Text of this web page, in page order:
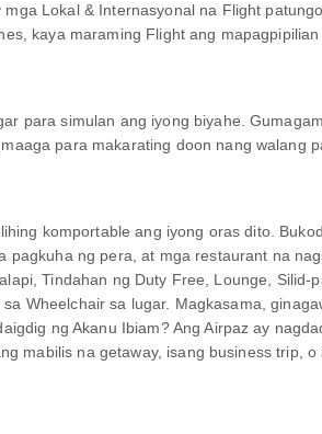
Lokal & Internasyonal na Flight
kaya maraming Flight ang mapagpipilian
para simulan ang iyong biyahe.
para makarating doon nang walang
komportable ang iyong oras dito.
ng pera, at mga restaurant na
Tindahan ng Duty Free, Lounge, Silid-
Wheelchair sa lugar. Magkasama,
ng Akanu Ibiam? Ang Airpaz ay
mabilis na getaway, isang business trip,